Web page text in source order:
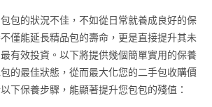
包的狀況不佳，不如從日常就養成良好的保
僅能延長精品包的壽命，更是直接提升其未
有效投資。以下將提供幾個簡單實用的保養
的最佳狀態，從而最大化您的二手包收購價
下保養步驟，能顯著提升您包包的殘值：